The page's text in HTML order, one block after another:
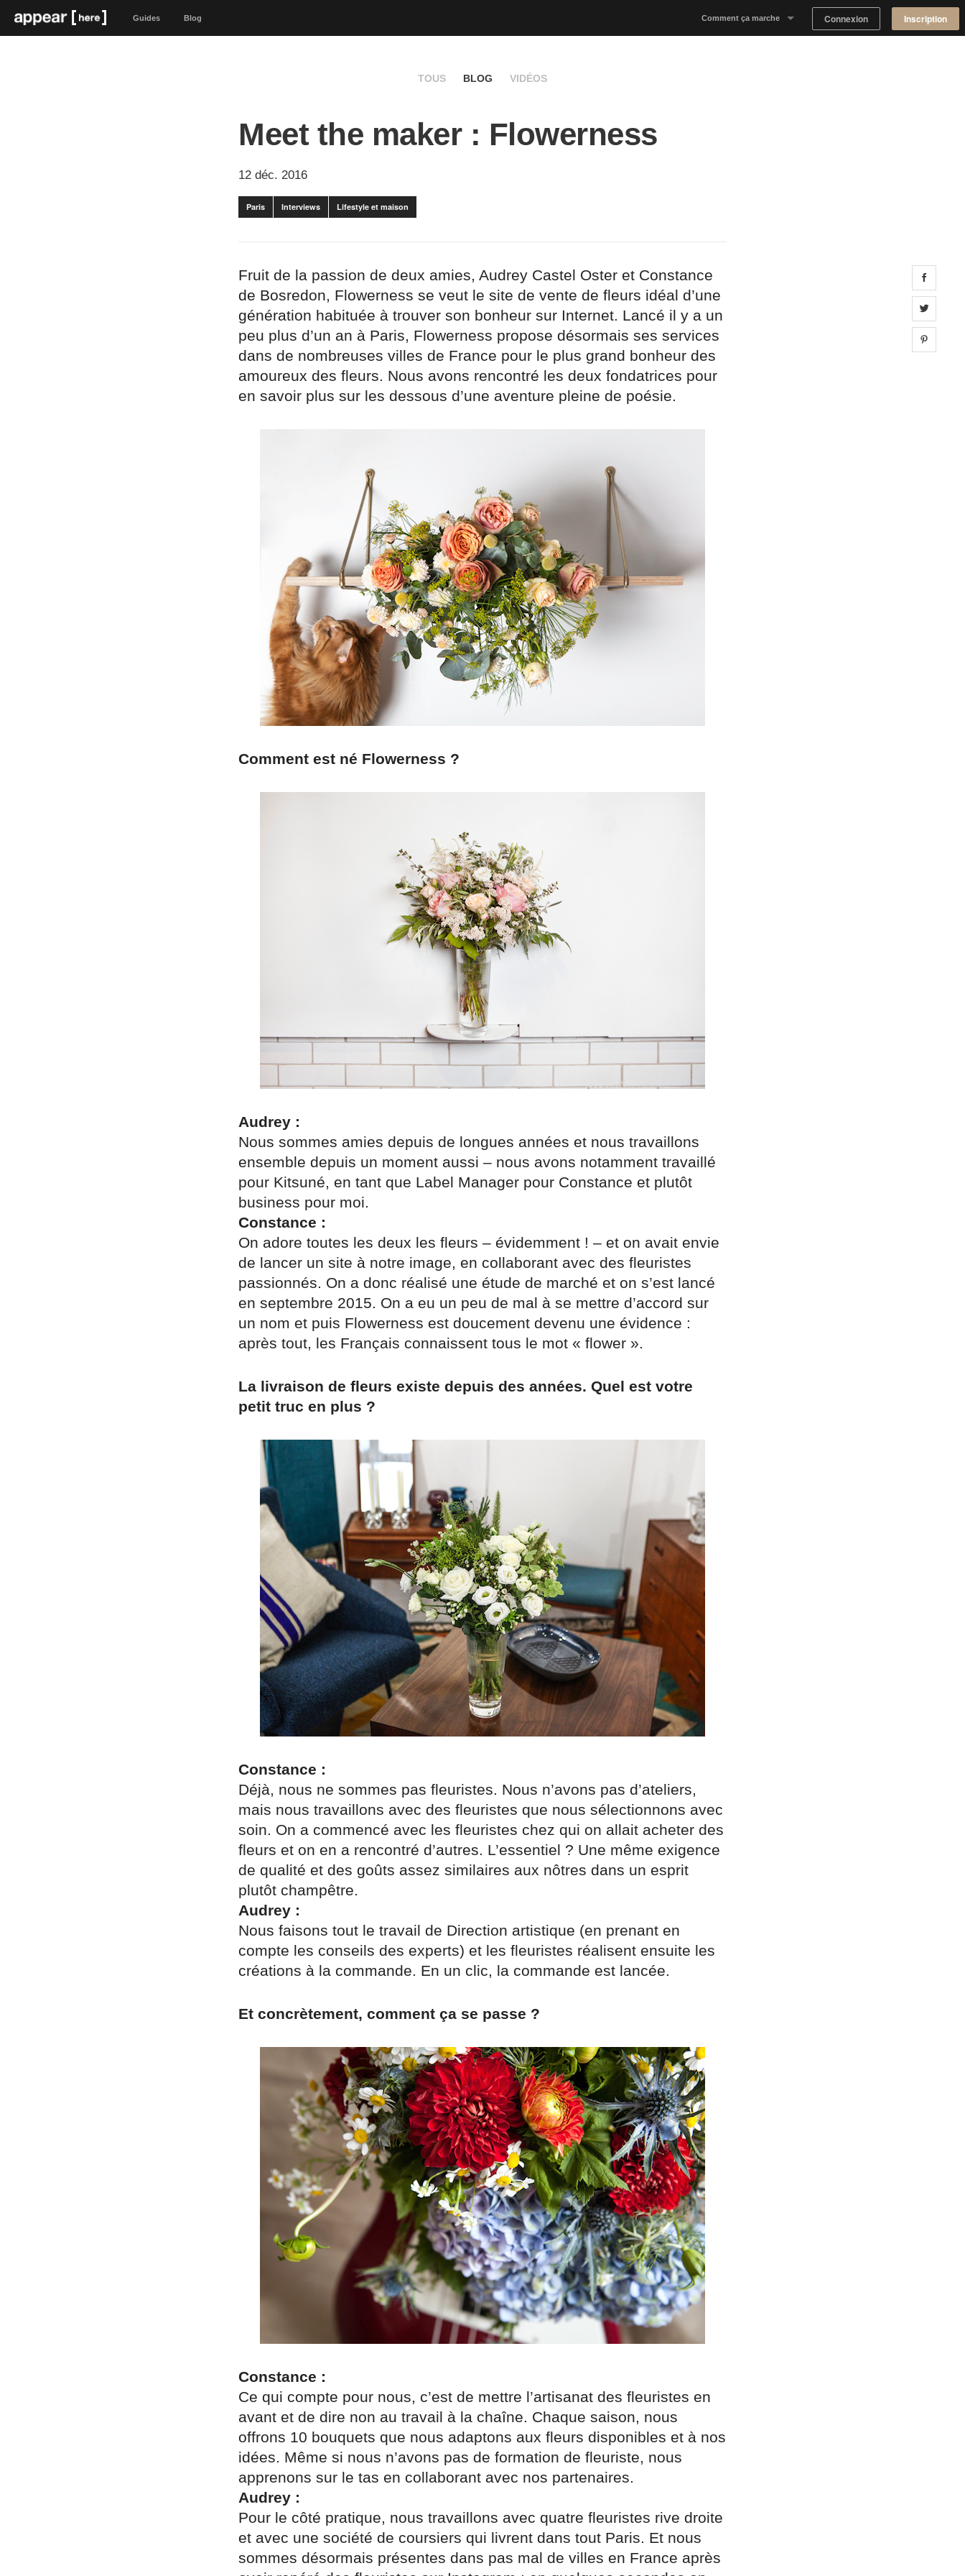
Guides Blog Comment ça marche Connexion Inscription
TOUS BLOG VIDÉOS
Meet the maker : Flowerness
12 déc. 2016
Paris Interviews Lifestyle et maison
Fruit de la passion de deux amies, Audrey Castel Oster et Constance
de Bosredon, Flowerness se veut le site de vente de fleurs idéal d’une
génération habituée à trouver son bonheur sur Internet. Lancé il y a un
peu plus d’un an à Paris, Flowerness propose désormais ses services
dans de nombreuses villes de France pour le plus grand bonheur des
amoureux des fleurs. Nous avons rencontré les deux fondatrices pour
en savoir plus sur les dessous d’une aventure pleine de poésie.
Comment est né Flowerness ?
Audrey :
Nous sommes amies depuis de longues années et nous travaillons
ensemble depuis un moment aussi – nous avons notamment travaillé
pour Kitsuné, en tant que Label Manager pour Constance et plutôt
business pour moi.
Constance :
On adore toutes les deux les fleurs – évidemment ! – et on avait envie
de lancer un site à notre image, en collaborant avec des fleuristes
passionnés. On a donc réalisé une étude de marché et on s’est lancé
en septembre 2015. On a eu un peu de mal à se mettre d’accord sur
un nom et puis Flowerness est doucement devenu une évidence :
après tout, les Français connaissent tous le mot « flower ».
La livraison de fleurs existe depuis des années. Quel est votre
petit truc en plus ?
Constance :
Déjà, nous ne sommes pas fleuristes. Nous n’avons pas d’ateliers,
mais nous travaillons avec des fleuristes que nous sélectionnons avec
soin. On a commencé avec les fleuristes chez qui on allait acheter des
fleurs et on en a rencontré d’autres. L’essentiel ? Une même exigence
de qualité et des goûts assez similaires aux nôtres dans un esprit
plutôt champêtre.
Audrey :
Nous faisons tout le travail de Direction artistique (en prenant en
compte les conseils des experts) et les fleuristes réalisent ensuite les
créations à la commande. En un clic, la commande est lancée.
Et concrètement, comment ça se passe ?
Constance :
Ce qui compte pour nous, c’est de mettre l’artisanat des fleuristes en
avant et de dire non au travail à la chaîne. Chaque saison, nous
offrons 10 bouquets que nous adaptons aux fleurs disponibles et à nos
idées. Même si nous n’avons pas de formation de fleuriste, nous
apprenons sur le tas en collaborant avec nos partenaires.
Audrey :
Pour le côté pratique, nous travaillons avec quatre fleuristes rive droite
et avec une société de coursiers qui livrent dans tout Paris. Et nous
sommes désormais présentes dans pas mal de villes en France après